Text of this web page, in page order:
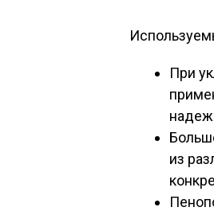
При
из